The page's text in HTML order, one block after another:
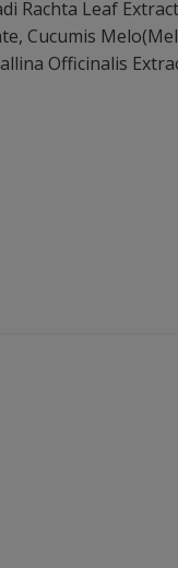
Rachta Leaf
Cucumis
Officinalis